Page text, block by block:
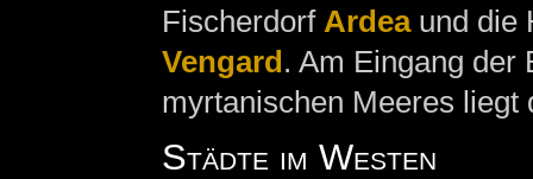
Fischerdorf Ardeaund die
Vengard. Am Eingang der
myrtanischen Meeres liegt
Städte im Westen